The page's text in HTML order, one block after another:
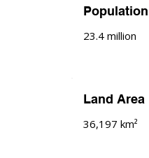
Land Area
36,197 km²
Population
23.4 million